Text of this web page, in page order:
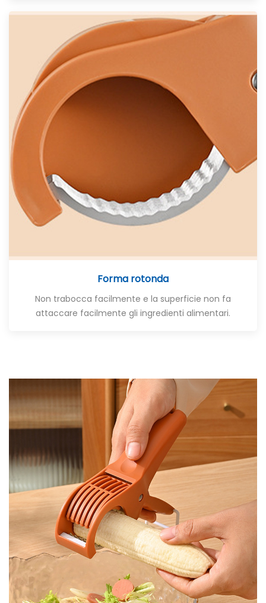
Forma rotonda
Non trabocca facilmente e la superficie non fa
attaccare facilmente gli ingredienti alimentari.